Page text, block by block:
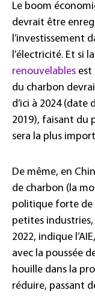
Le boom
devrait être
l’investissement
l’électricité. Et si
renouvelables est
du charbon
d’ici à 2024 (date
2019), faisant du
sera la plus
De même, en
de charbon (la
politique forte de
petites
2022, indique
avec la poussée
houille dans la
réduire, passant